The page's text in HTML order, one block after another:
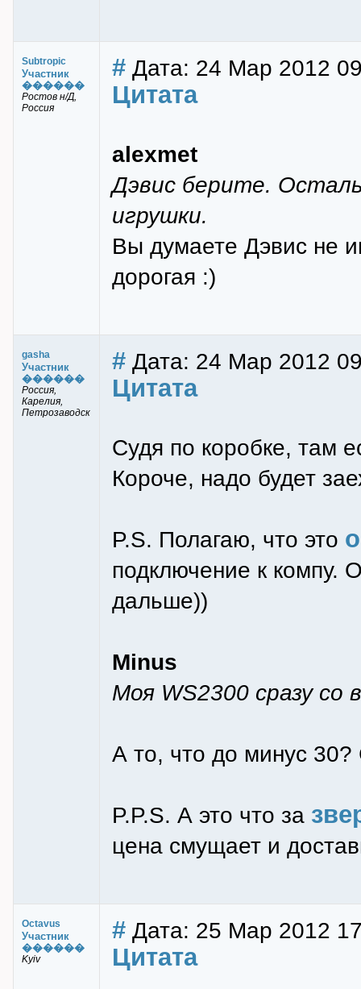
Subtropic
Участник
������
Ростов н/Д,
Россия
# Дата: 24 Мар 2012
Цитата
alexmet
Дэвис берите.
игрушки.
Вы думаете Дэвис не
дорогая :)
gasha
Участник
������
Россия,
Карелия,
Петрозаводск
# Дата: 24 Мар 2012
Цитата
Судя по коробке, там
Короче, надо будет
P.S. Полагаю, что это
подключение к компу.
дальше))
Minus
Моя WS2300 сразу со
А то, что до минус
P.P.S. А это что за
цена смущает и
Octavus
Участник
������
Kyiv
# Дата: 25 Мар 2012
Цитата